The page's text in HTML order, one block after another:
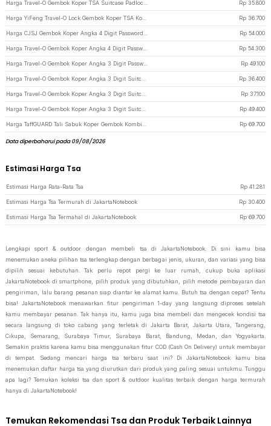
Rp 35.800
Rp 36.700
Rp 54.000
Rp 54.300
Rp 49.100
Rp 36.400
Rp 37.100
Rp 49.400
Rp 69.700
Data diperbaharui pada 09/08/2026
Estimasi Harga Tsa
Estimasi Harga Rata-Rata Tsa Rp 41.281
Estimasi Harga Tsa Termurah di JakartaNotebook Rp 30.400
Estimasi Harga Tsa Termahal di JakartaNotebook Rp 69.700
Lengkapi sport & outdoor dengan membeli tsa di JakartaNotebook. Di sini kamu bisa
menemukan aneka pilihan tsa terlengkap dengan berbagai jenis, ukuran, dan variasi yang bisa
dipilih sesuai kebutuhan. Tak perlu repot pergi ke luar rumah, cukup buka aplikasi
JakartaNotebook di smartphone, pilih produk yang dibutuhkan, pilih metode pembayaran dan
pengiriman, lalu barang pesanan siap diantar ke alamat kamu. Butuh tsa dengan cepat? Tentu
bisa! JakartaNotebook menawarkan fitur pengiriman 1-day yang langsung diproses setelah
kamu membayar pesanan. Tak hanya itu, kamu juga bisa membeli dan mengecek kondisi tsa
secara langsung di toko cabang yang terletak di Jakarta Barat, Jakarta Utara, Tangerang,
Cikupa, Semarang, Surabaya Timur, Surabaya Barat, Bandung, Medan, dan Yogyakarta.
Semakin praktis karena kamu bisa menggunakan fitur COD (Cash On Delivery) untuk membayar
di tempat. Sedang mencari harga tsa terbaru saat ini? Di JakartaNotebook kamu bisa
menemukan daftar harga tsa yang diurutkan dari produk yang paling sesuai untukmu. Tunggu
apa lagi? Temukan koleksi tsa dan sport & outdoor kualitas terbaik dengan harga termurah
hanya di JakartaNotebook!
Temukan Rekomendasi Tsa dan Produk Terbaik Lainnya